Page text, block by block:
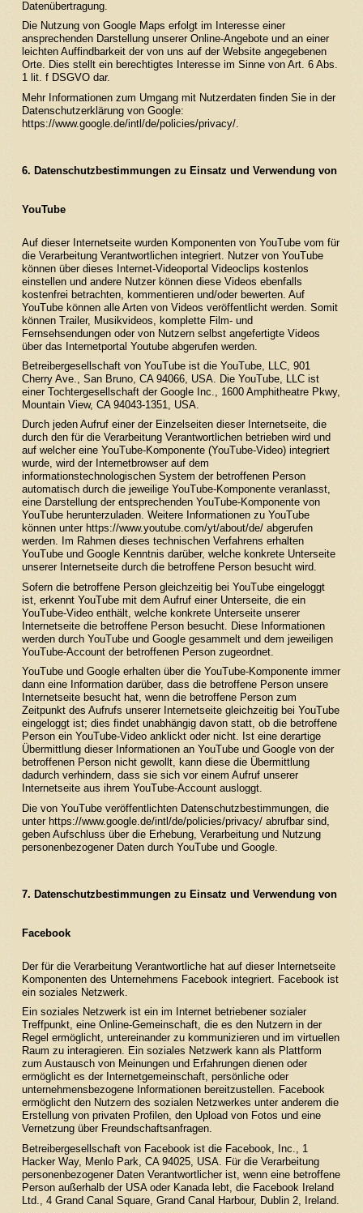
Datenübertragung.
Die Nutzung von Google Maps erfolgt im Interesse einer
ansprechenden Darstellung unserer Online-Angebote und an einer
leichten Auffindbarkeit der von uns auf der Website angegebenen
Orte. Dies stellt ein berechtigtes Interesse im Sinne von Art. 6 Abs.
1 lit. f DSGVO dar.
Mehr Informationen zum Umgang mit Nutzerdaten finden Sie in der
Datenschutzerklärung von Google:
https://www.google.de/intl/de/policies/privacy/.
6. Datenschutzbestimmungen zu Einsatz und Verwendung von
YouTube
Auf dieser Internetseite wurden Komponenten von YouTube vom für
die Verarbeitung Verantwortlichen integriert. Nutzer von YouTube
können über dieses Internet-Videoportal Videoclips kostenlos
einstellen und andere Nutzer können diese Videos ebenfalls
kostenfrei betrachten, kommentieren und/oder bewerten. Auf
YouTube können alle Arten von Videos veröffentlicht werden. Somit
können Trailer, Musikvideos, komplette Film- und
Fernsehsendungen oder von Nutzern selbst angefertigte Videos
über das Internetportal Youtube abgerufen werden.
Betreibergesellschaft von YouTube ist die YouTube, LLC, 901
Cherry Ave., San Bruno, CA 94066, USA. Die YouTube, LLC ist
einer Tochtergesellschaft der Google Inc., 1600 Amphitheatre Pkwy,
Mountain View, CA 94043-1351, USA.
Durch jeden Aufruf einer der Einzelseiten dieser Internetseite, die
durch den für die Verarbeitung Verantwortlichen betrieben wird und
auf welcher eine YouTube-Komponente (YouTube-Video) integriert
wurde, wird der Internetbrowser auf dem
informationstechnologischen System der betroffenen Person
automatisch durch die jeweilige YouTube-Komponente veranlasst,
eine Darstellung der entsprechenden YouTube-Komponente von
YouTube herunterzuladen. Weitere Informationen zu YouTube
können unter https://www.youtube.com/yt/about/de/abgerufen
werden. Im Rahmen dieses technischen Verfahrens erhalten
YouTube und Google Kenntnis darüber, welche konkrete Unterseite
unserer Internetseite durch die betroffene Person besucht wird.
Sofern die betroffene Person gleichzeitig bei YouTube eingeloggt
ist, erkennt YouTube mit dem Aufruf einer Unterseite, die ein
YouTube-Video enthält, welche konkrete Unterseite unserer
Internetseite die betroffene Person besucht. Diese Informationen
werden durch YouTube und Google gesammelt und dem jeweiligen
YouTube-Account der betroffenen Person zugeordnet.
YouTube und Google erhalten über die YouTube-Komponente immer
dann eine Information darüber, dass die betroffene Person unsere
Internetseite besucht hat, wenn die betroffene Person zum
Zeitpunkt des Aufrufs unserer Internetseite gleichzeitig bei YouTube
eingeloggt ist; dies findet unabhängig davon statt, ob die betroffene
Person ein YouTube-Video anklickt oder nicht. Ist eine derartige
Übermittlung dieser Informationen an YouTube und Google von der
betroffenen Person nicht gewollt, kann diese die Übermittlung
dadurch verhindern, dass sie sich vor einem Aufruf unserer
Internetseite aus ihrem YouTube-Account ausloggt.
Die von YouTube veröffentlichten Datenschutzbestimmungen, die
unter https://www.google.de/intl/de/policies/privacy/abrufbar sind,
geben Aufschluss über die Erhebung, Verarbeitung und Nutzung
personenbezogener Daten durch YouTube und Google.
7. Datenschutzbestimmungen zu Einsatz und Verwendung von
Facebook
Der für die Verarbeitung Verantwortliche hat auf dieser Internetseite
Komponenten des Unternehmens Facebook integriert. Facebook ist
ein soziales Netzwerk.
Ein soziales Netzwerk ist ein im Internet betriebener sozialer
Treffpunkt, eine Online-Gemeinschaft, die es den Nutzern in der
Regel ermöglicht, untereinander zu kommunizieren und im virtuellen
Raum zu interagieren. Ein soziales Netzwerk kann als Plattform
zum Austausch von Meinungen und Erfahrungen dienen oder
ermöglicht es der Internetgemeinschaft, persönliche oder
unternehmensbezogene Informationen bereitzustellen. Facebook
ermöglicht den Nutzern des sozialen Netzwerkes unter anderem die
Erstellung von privaten Profilen, den Upload von Fotos und eine
Vernetzung über Freundschaftsanfragen.
Betreibergesellschaft von Facebook ist die Facebook, Inc., 1
Hacker Way, Menlo Park, CA 94025, USA. Für die Verarbeitung
personenbezogener Daten Verantwortlicher ist, wenn eine betroffene
Person außerhalb der USA oder Kanada lebt, die Facebook Ireland
Ltd., 4 Grand Canal Square, Grand Canal Harbour, Dublin 2, Ireland.